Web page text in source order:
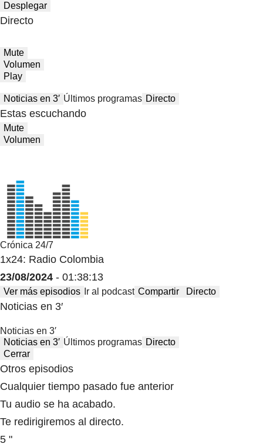
Desplegar
Directo
Mute
Volumen
Play
Noticias en 3′ Últimos programas Directo
Estas escuchando
Mute
Volumen
Crónica 24/7
1x24: Radio Colombia
23/08/2024 - 01:38:13
Ver más episodios Ir al podcast Compartir Directo
Noticias en 3′
Noticias en 3′
Noticias en 3′ Últimos programas Directo
Cerrar
Otros episodios
Cualquier tiempo pasado fue anterior
Tu audio se ha acabado.
Te redirigiremos al directo.
5 "